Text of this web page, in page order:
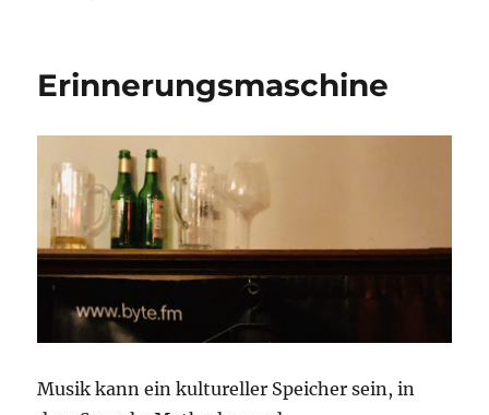
Erinnerungsmaschine
Musik kann ein kultureller Speicher sein, in